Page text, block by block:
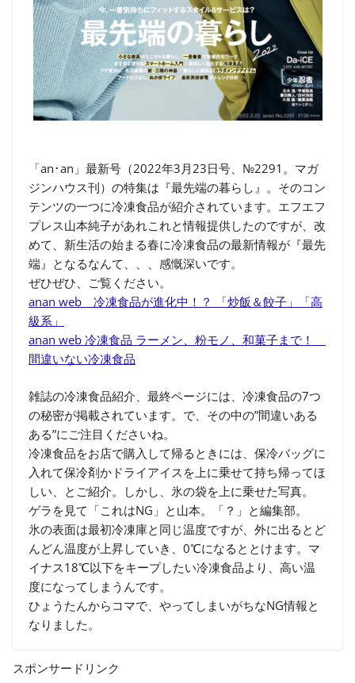
「an･an」最新号（2022年3月23日号、№2291。マガ
ジンハウス刊）の特集は『最先端の暮らし』。そのコン
テンツの一つに冷凍食品が紹介されています。エフエフ
プレス山本純子があれこれと情報提供したのですが、改
めて、新生活の始まる春に冷凍食品の最新情報が『最先
端』となるなんて、、、感慨深いです。
ぜひぜひ、ご覧ください。
anan web 冷凍食品が進化中！？ 「炒飯＆餃子」「高
級系」
anan web 冷凍食品 ラーメン、粉モノ、和菓子まで！
間違いない冷凍食品
雑誌の冷凍食品紹介、最終ページには、冷凍食品の7つ
の秘密が掲載されています。で、その中の”間違いある
ある”にご注目くださいね。
冷凍食品をお店で購入して帰るときには、保冷バッグに
入れて保冷剤かドライアイスを上に乗せて持ち帰ってほ
しい、とご紹介。しかし、氷の袋を上に乗せた写真。
ゲラを見て「これはNG」と山本。「？」と編集部。
氷の表面は最初冷凍庫と同じ温度ですが、外に出るとど
んどん温度が上昇していき、0℃になるととけます。マ
イナス18℃以下をキープしたい冷凍食品より、高い温
度になってしまうんです。
ひょうたんからコマで、やってしまいがちなNG情報と
なりました。
スポンサードリンク